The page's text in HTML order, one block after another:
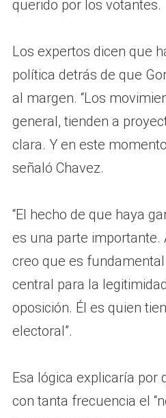
querido por los votantes.
Los expertos dicen que
política detrás de que
al margen. “Los
general, tienden a
clara. Y en este
señaló Chavez.
“El hecho de que haya
es una parte importante.
creo que es
central para la
oposición. Él es quien
electoral”.
Esa lógica explicaría por
con tanta frecuencia el